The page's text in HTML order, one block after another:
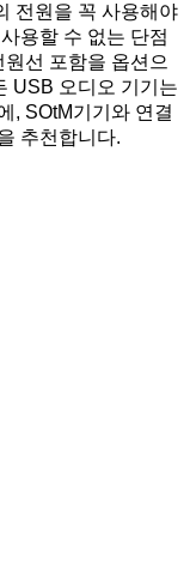
전원을 꼭 사용해야
용할 수 없는 단점
선 포함을 옵션으
USB 오디오 기기는
, SOtM기기와 연결
추천합니다.